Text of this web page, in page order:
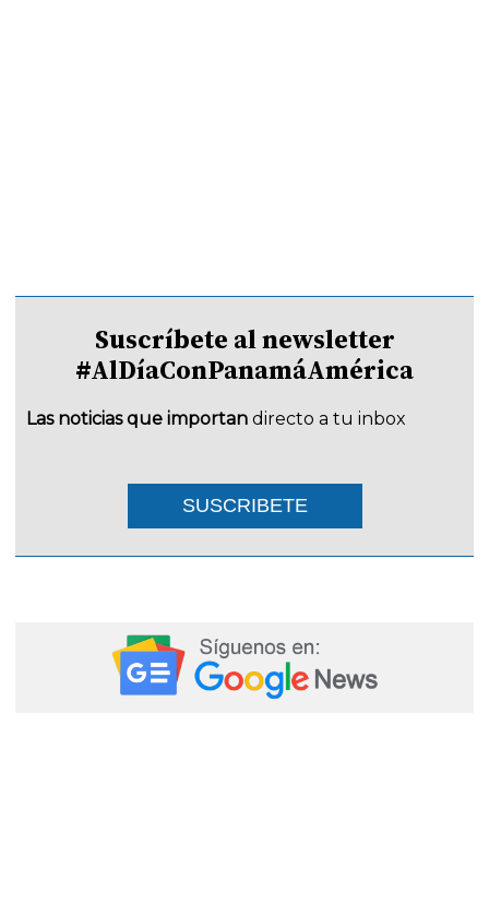
Suscríbete al newsletter
#AlDíaConPanamáAmérica
Las noticias que importan directo a tu inbox
SUSCRIBETE